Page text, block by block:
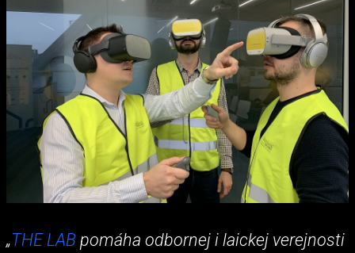
„THE LAB pomáha odbornej i laickej verejnosti